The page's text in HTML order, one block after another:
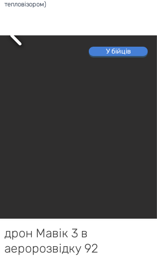
тепловізором)
У бійців
дрон Мавік 3 в
аеророзвідку 92